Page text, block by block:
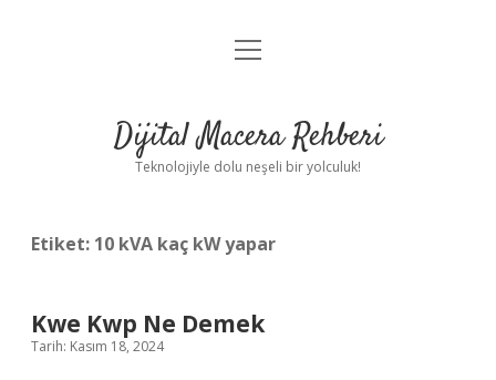
Anasayfa
Yasal Uyarı
menüyü
Dijital Macera Rehberi
Teknolojiyle dolu neşeli bir yolculuk!
Etiket: 10 kVA kaç kW yapar
Kwe Kwp Ne Demek
Tarih: Kasım 18, 2024